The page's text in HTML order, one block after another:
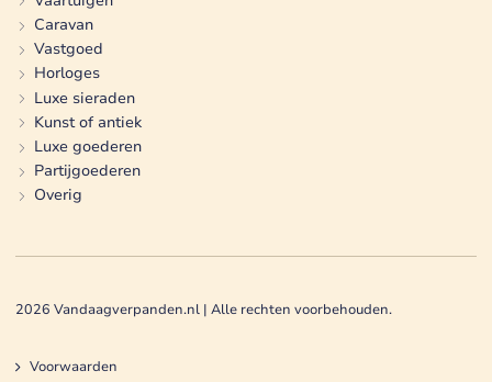
Caravan
Vastgoed
Horloges
Luxe sieraden
Kunst of antiek
Luxe goederen
Partijgoederen
Overig
2026 Vandaagverpanden.nl | Alle rechten voorbehouden.
Voorwaarden